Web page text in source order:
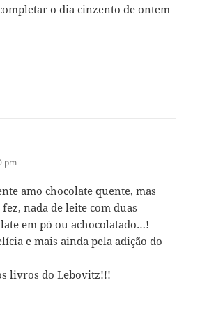
o dia cinzento de ontem
pm
amo chocolate quente, mas
nada de leite com duas
em pó ou achocolatado…!
e mais ainda pela adição do
livros do Lebovitz!!!